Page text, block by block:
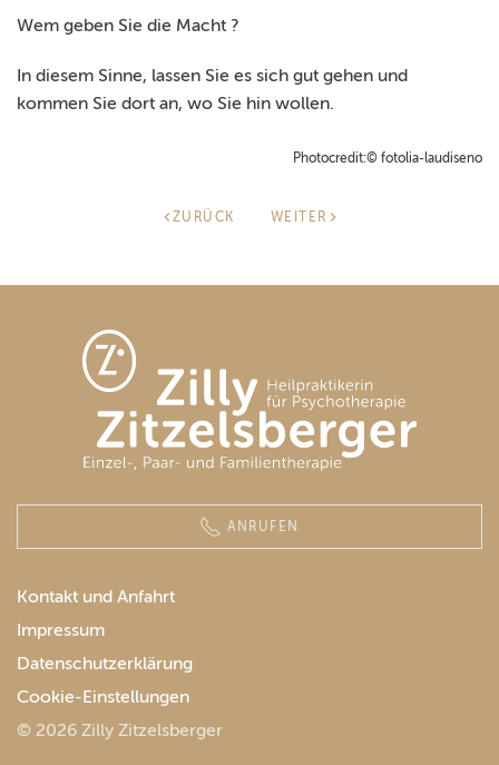
Wem geben Sie die Macht ?
In diesem Sinne, lassen Sie es sich gut gehen und
kommen Sie dort an, wo Sie hin wollen.
Photocredit:© fotolia-laudiseno
ZURÜCK WEITER
ANRUFEN
Kontakt und Anfahrt
Impressum
Datenschutzerklärung
Cookie-Einstellungen
© 2026 Zilly Zitzelsberger